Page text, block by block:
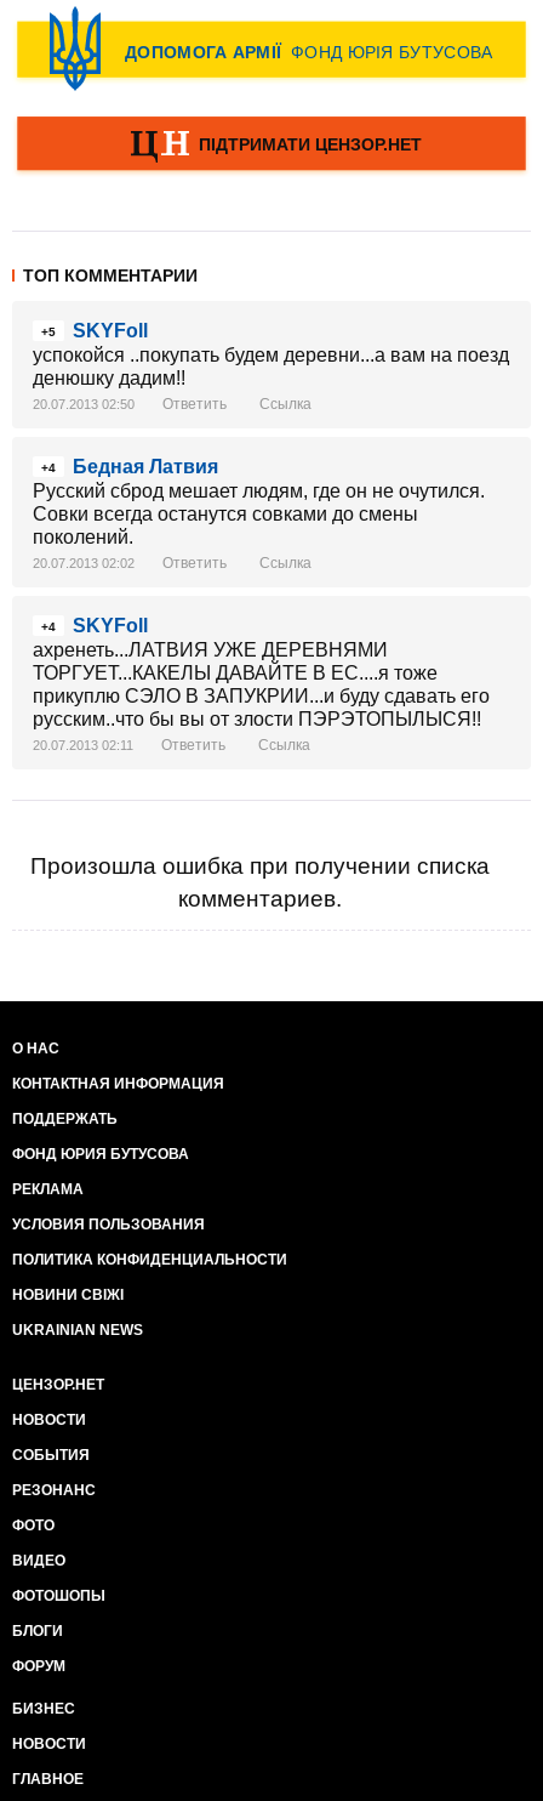
ТОП КОММЕНТАРИИ
+5
SKYFoll
успокойся ..покупать будем деревни...а вам на поезд
денюшку дадим!!
20.07.2013 02:50 Ответить Ссылка
+4
Бедная Латвия
Русский сброд мешает людям, где он не очутился.
Совки всегда останутся совками до смены
поколений.
20.07.2013 02:02 Ответить Ссылка
+4
SKYFoll
ахренеть...ЛАТВИЯ УЖЕ ДЕРЕВНЯМИ
ТОРГУЕТ...КАКЕЛЫ ДАВАЙТЕ В ЕС....я тоже
прикуплю СЭЛО В ЗАПУКРИИ...и буду сдавать его
русским..что бы вы от злости ПЭРЭТОПЫЛЫСЯ!!
20.07.2013 02:11 Ответить Ссылка
Произошла ошибка при получении списка
комментариев.
О НАС
КОНТАКТНАЯ ИНФОРМАЦИЯ
ПОДДЕРЖАТЬ
ФОНД ЮРИЯ БУТУСОВА
РЕКЛАМА
УСЛОВИЯ ПОЛЬЗОВАНИЯ
ПОЛИТИКА КОНФИДЕНЦИАЛЬНОСТИ
НОВИНИ СВІЖІ
UKRAINIAN NEWS
ЦЕНЗОР.НЕТ
НОВОСТИ
СОБЫТИЯ
РЕЗОНАНС
ФОТО
ВИДЕО
ФОТОШОПЫ
БЛОГИ
ФОРУМ
БИЗНЕС
НОВОСТИ
ГЛАВНОЕ